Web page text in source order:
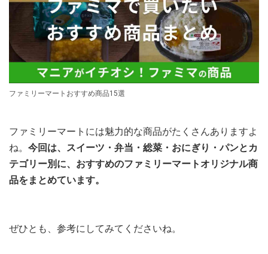
ファミリーマートおすすめ商品15選
ファミリーマートには魅力的な商品がたくさんありますよ
ね。 今回は、スイーツ・弁当・総菜・おにぎり・パンとカ
テゴリー別に、おすすめのファミリーマートオリジナル商
品をまとめています。
ぜひとも、参考にしてみてくださいね。